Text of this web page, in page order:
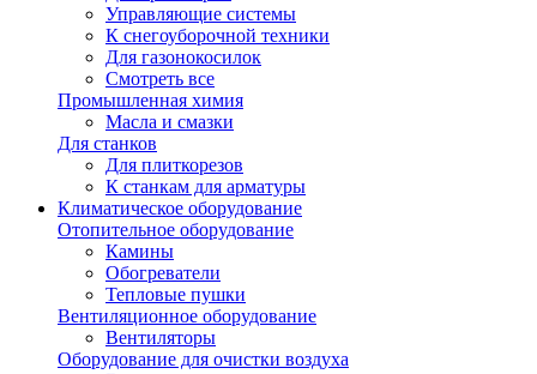
Управляющие системы
К снегоуборочной техники
Для газонокосилок
Смотреть все
Промышленная химия
Масла и смазки
Для станков
Для плиткорезов
К станкам для арматуры
Климатическое оборудование
Отопительное оборудование
Камины
Обогреватели
Тепловые пушки
Вентиляционное оборудование
Вентиляторы
Оборудование для очистки воздуха